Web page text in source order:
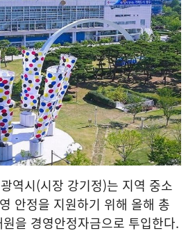
역시(시장 강기정)는 지역 중소
안정을 지원하기 위해 올해 총
을 경영안정자금으로 투입한다.